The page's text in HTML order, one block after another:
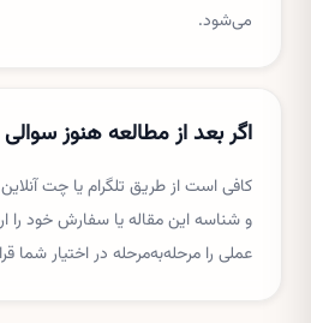
می‌شود.
اگر بعد از مطالعه هنوز
کافی است از طریق تلگرام یا چت
و شناسه این مقاله یا سفارش خود را
عملی را مرحله‌به‌مرحله در اختیار شما